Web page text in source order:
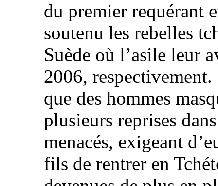
du premier requérant
soutenu les rebelles
Suède où l’asile leur
2006,
que des hommes
plusieurs reprises
menacés, exigeant
fils de rentrer en